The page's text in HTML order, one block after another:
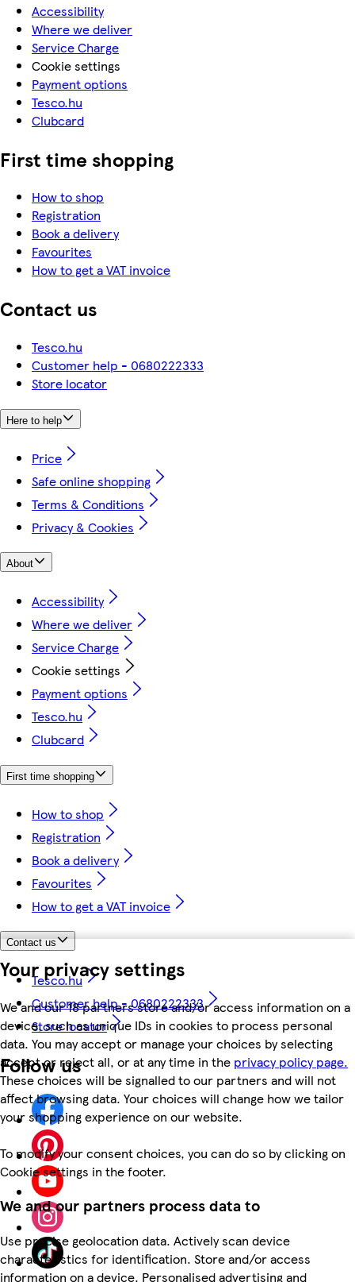
Your privacy settings
We and our 18 partners store and/or access information on a
device, such as unique IDs in cookies to process personal
data. You may accept or manage your choices by selecting
accept or reject all, or at any time in the privacy policy page.
These choices will be signalled to our partners and will not
affect browsing data. Your choices will change how we tailor
your shopping experience on our website.
To modify your consent choices, you can do so by clicking on
Cookie settings in the footer.
We and our partners process data to
Use precise geolocation data. Actively scan device
characteristics for identification. Store and/or access
information on a device. Personalised advertising and
Accessibility
Where we deliver
Service Charge
Cookie settings
Payment options
Tesco.hu
Clubcard
First time shopping
How to shop
Registration
Book a delivery
Favourites
How to get a VAT invoice
Contact us
Tesco.hu
Customer help - 0680222333
Store locator
Here to help
Price
Safe online shopping
Terms & Conditions
Privacy & Cookies
About
Accessibility
Where we deliver
Service Charge
Cookie settings
Payment options
Tesco.hu
Clubcard
First time shopping
How to shop
Registration
Book a delivery
Favourites
How to get a VAT invoice
Contact us
Tesco.hu
Customer help - 0680222333
Store locator
Follow us